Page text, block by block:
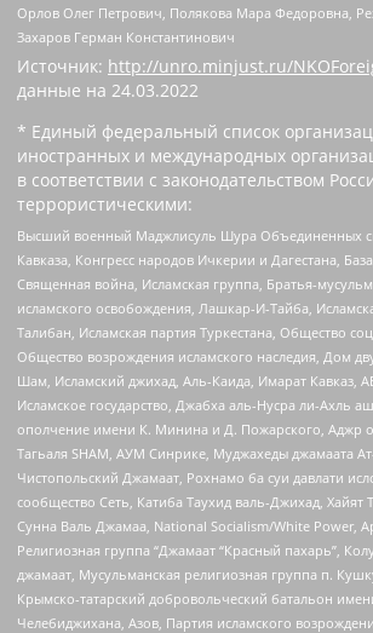
Орлов Олег Петрович, Полякова Мара Федоровна,
Захаров Герман Константинович
Источник: http://unro.minjust.ru/
данные на 24.03.2022
* Единый федеральный список
иностранных и международных
в соответствии с законодательством
террористическими:
Высший военный Маджлисуль Шура Объединенных
Кавказа, Конгресс народов Ичкерии и Дагестана,
Священная война, Исламская группа, Братья-
исламского освобождения, Лашкар-И-Тайба,
Талибан, Исламская партия Туркестана, Общество
Общество возрождения исламского наследия, Дом
Шам, Исламский джихад, Аль-Каида, Имарат Кавказ,
Исламское государство, Джабха аль-Нусра ли-Ахль
ополчение имени К. Минина и Д. Пожарского, Аджр
Тагьаля SHAM, АУМ Синрике, Муджахеды джамаата
Чистопольский Джамаат, Рохнамо ба суи давлати
сообщество Сеть, Катиба Таухид валь-Джихад,
Сунна Валь Джамаа, National Socialism/White Power,
Религиозная группа “Джамаат “Красный пахарь”,
джамаат, Мусульманская религиозная группа п.
Крымско-татарский добровольческий батальон
Челебиджихана, Азов, Партия исламского